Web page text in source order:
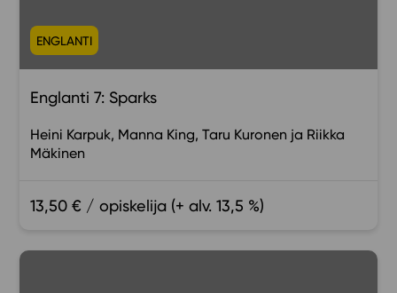
ENGLANTI
Englanti 7: Sparks
Heini Karpuk Manna King Taru Kuronen
Riikka
Mäkinen
13,50 € / opiskelija (+ alv. 13,5 %)